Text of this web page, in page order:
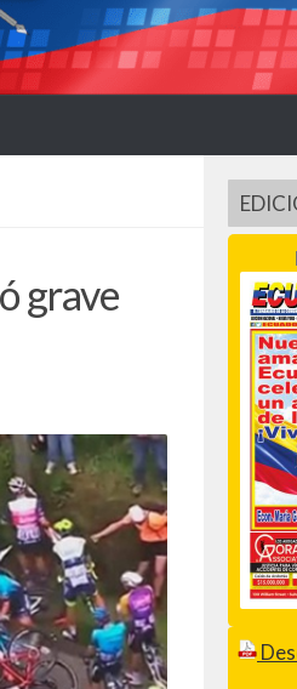
grave